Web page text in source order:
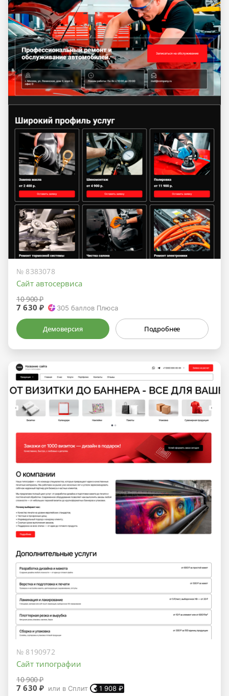
№ 8383078
Сайт автосервиса
10 900 ₽
7 630 ₽ 305 баллов Плюса
Демоверсия Подробнее
№ 8190972
Сайт типографии
10 900 ₽
7 630 ₽ или в Сплит 1 908 ₽